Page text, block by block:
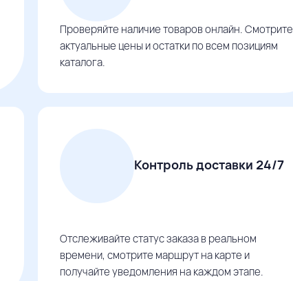
Проверяйте наличие товаров онлайн. Смотрите
актуальные цены и остатки по всем позициям
каталога.
Контроль доставки 24/7
Отслеживайте статус заказа в реальном
времени, смотрите маршрут на карте и
получайте уведомления на каждом этапе.